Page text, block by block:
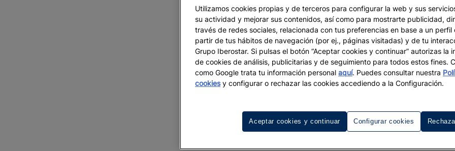
DESTINOS
Aruba, una colección
playas perfectas en el
Caribe
Utilizamos cookies propias y de terceros para configurar la web y sus
su actividad y mejorar sus contenidos, así como para mostrarte publicidad,
través de redes sociales, relacionada con tus preferencias en base a un perfil
partir de tus hábitos de navegación (por ej., páginas visitadas) y de tu
Grupo Iberostar. Si pulsas el botón “Aceptar cookies y continuar” autorizas la
de cookies de análisis, publicitarias y de seguimiento para todos estos fines.
como Google trata tu información personal aquí. Puedes consultar nuestra
cookiesy configurar o rechazar las cookies accediendo a la Configuración.
Configurar cookies
Aceptar cookies y continuar